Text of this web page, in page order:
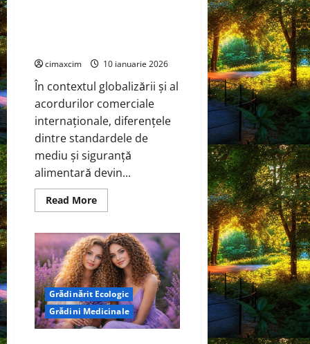
cimaxcim 10 ianuarie 2026
În contextul globalizării și al
acordurilor comerciale
internaționale, diferențele
dintre standardele de
mediu și siguranță
alimentară devin...
Read MoreRead
more
–
Problema
majoră:
standarde
diferite
de
mediu
și
siguranță
–
Grădinărit Ecologic
Grădini Medicinale